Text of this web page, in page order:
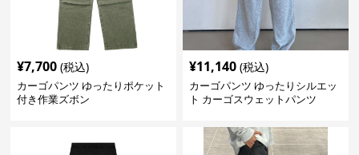
¥7,700 (税込)
カーゴパンツ ゆったりポケット
付き作業ズボン
¥11,140 (税込)
カーゴパンツ ゆったりシルエッ
ト カーゴスウェットパンツ